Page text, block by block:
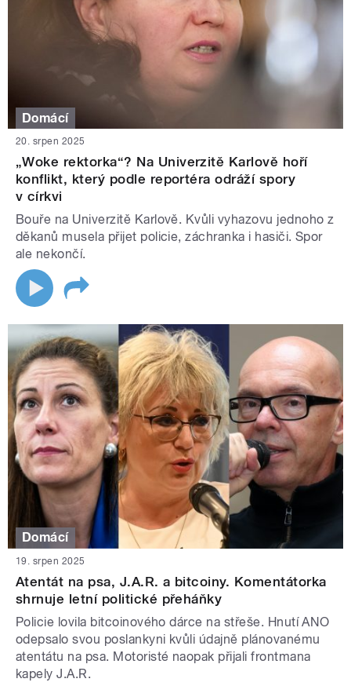
Domácí
20. srpen 2025
„Woke rektorka“? Na Univerzitě Karlově hoří
konflikt, který podle reportéra odráží spory
v církvi
Bouře na Univerzitě Karlově. Kvůli vyhazovu jednoho z
děkanů musela přijet policie, záchranka i hasiči. Spor
ale nekončí.
Domácí
19. srpen 2025
Atentát na psa, J.A.R. a bitcoiny. Komentátorka
shrnuje letní politické přeháňky
Policie lovila bitcoinového dárce na střeše. Hnutí ANO
odepsalo svou poslankyni kvůli údajně plánovanému
atentátu na psa. Motoristé naopak přijali frontmana
kapely J.A.R.